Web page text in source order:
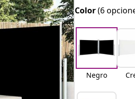
Color(6
Negro